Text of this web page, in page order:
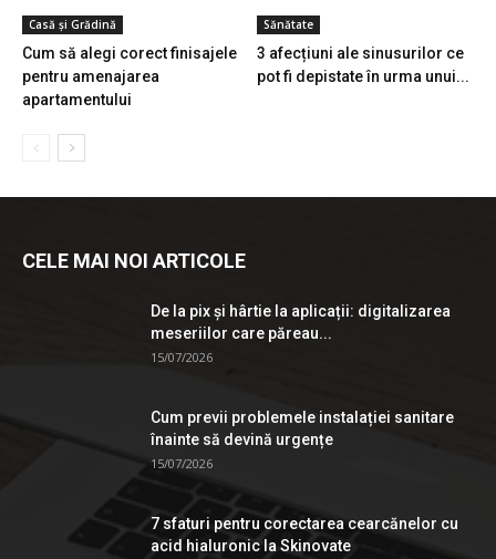
Casă și Grădină
Cum să alegi corect finisajele
pentru amenajarea
apartamentului
Sănătate
3 afecțiuni ale sinusurilor ce
pot fi depistate în urma unui...
CELE MAI NOI ARTICOLE
De la pix şi hârtie la aplicații: digitalizarea
meseriilor care păreau...
15/07/2026
Cum previi problemele instalației sanitare
înainte să devină urgențe
15/07/2026
7 sfaturi pentru corectarea cearcănelor cu
acid hialuronic la Skinovate